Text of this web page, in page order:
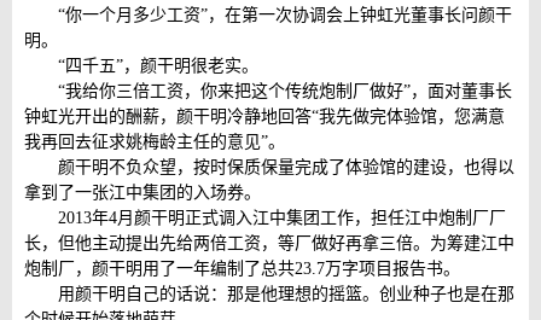
“你一个月多少工资”，在第一次协调会上钟虹光董事长问颜干
明。
“四千五”，颜干明很老实。
“我给你三倍工资，你来把这个传统炮制厂做好”，面对董事长
钟虹光开出的酬薪，颜干明冷静地回答“我先做完体验馆，您满意
我再回去征求姚梅龄主任的意见”。
颜干明不负众望，按时保质保量完成了体验馆的建设，也得以
拿到了一张江中集团的入场券。
2013年4月颜干明正式调入江中集团工作，担任江中炮制厂厂
长，但他主动提出先给两倍工资，等厂做好再拿三倍。为筹建江中
炮制厂，颜干明用了一年编制了总共23.7万字项目报告书。
用颜干明自己的话说：那是他理想的摇篮。创业种子也是在那